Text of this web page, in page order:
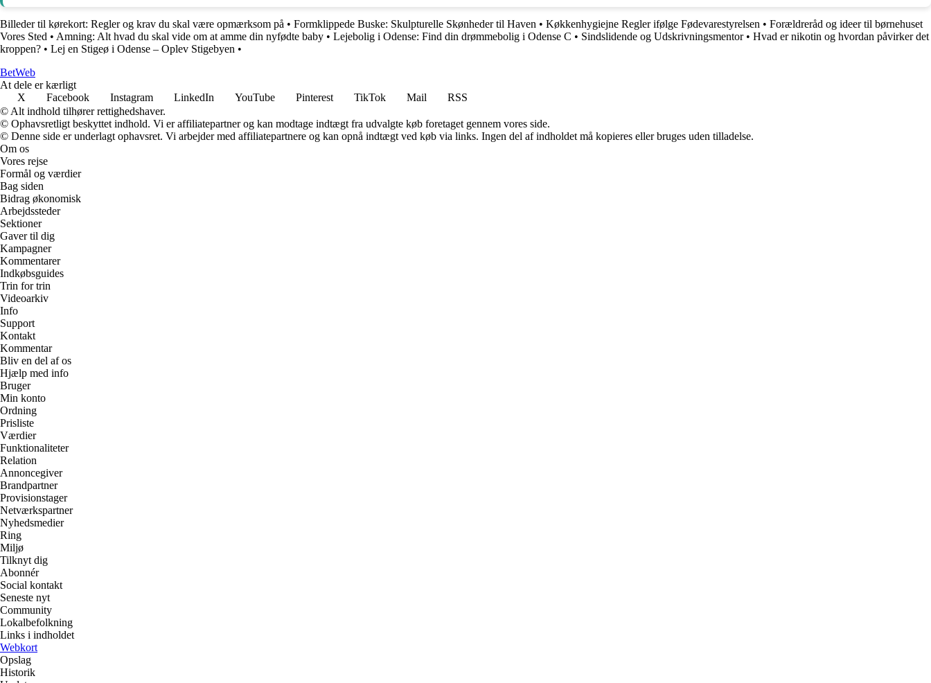
Billeder til kørekort: Regler og krav du skal være opmærksom på • Formklippede Buske: Skulpturelle Skønheder til Haven • Køkkenhygiejne Regler ifølge Fødevarestyrelsen • Forældreråd og ideer til børnehuset
Vores Sted • Amning: Alt hvad du skal vide om at amme din nyfødte baby • Lejebolig i Odense: Find din drømmebolig i Odense C • Sindslidende og Udskrivningsmentor• Hvad er nikotin og hvordan påvirker det
kroppen? • Lej en Stigeø i Odense – Oplev Stigebyen •
BetWeb
At dele er kærligt
X
Facebook Instagram LinkedIn YouTube Pinterest TikTok Mail
RSS
© Alt indhold tilhører rettighedshaver.
© Ophavsretligt beskyttet indhold. Vi er affiliatepartner og kan modtage indtægt fra udvalgte køb foretaget gennem vores side.
© Denne side er underlagt ophavsret. Vi arbejder med affiliatepartnere og kan opnå indtægt ved køb via links. Ingen del af indholdet må kopieres eller bruges uden tilladelse.
Om os
Vores rejse
Formål og værdier
Bag siden
Bidrag økonomisk
Arbejdssteder
Sektioner
Gaver til dig
Kampagner
Kommentarer
Indkøbsguides
Trin for trin
Videoarkiv
Info
Support
Kontakt
Kommentar
Bliv en del af os
Hjælp med info
Bruger
Min konto
Ordning
Prisliste
Værdier
Funktionaliteter
Relation
Annoncegiver
Brandpartner
Provisionstager
Netværkspartner
Nyhedsmedier
Ring
Miljø
Tilknyt dig
Abonnér
Social kontakt
Seneste nyt
Community
Lokalbefolkning
Links i indholdet
Webkort
Opslag
Historik